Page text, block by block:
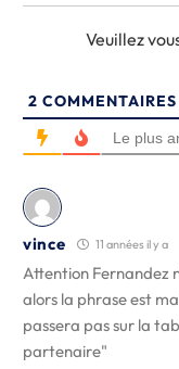
Veuillez
2 COMMENTAIRES
Le plus
vince 11 années il y a
Attention Fernandez
alors la phrase est
passera pas sur la
partenaire"